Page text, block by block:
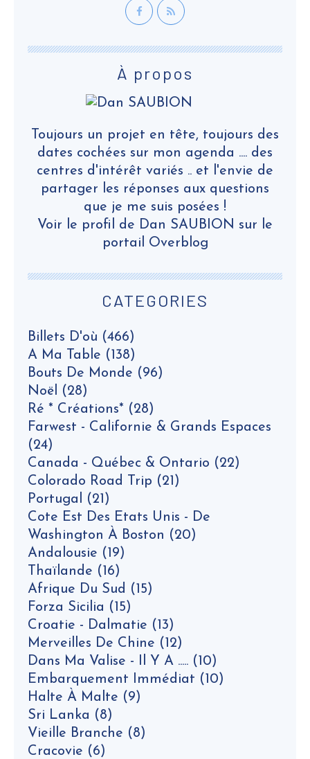
CATEGORIES
Billets D'où (466)
A Ma Table (138)
Bouts De Monde (96)
Noël (28)
Ré * Créations* (28)
Farwest - Californie & Grands Espaces
(24)
Canada - Québec & Ontario (22)
Colorado Road Trip (21)
Portugal (21)
Cote Est Des Etats Unis - De
Washington À Boston (20)
Andalousie (19)
Thaïlande (16)
Afrique Du Sud (15)
Forza Sicilia (15)
Croatie - Dalmatie (13)
Merveilles De Chine (12)
Dans Ma Valise - Il Y A ..... (10)
Embarquement Immédiat (10)
Halte À Malte (9)
Sri Lanka (8)
Vieille Branche (8)
Cracovie (6)
À propos
Toujours un projet en tête, toujours des
dates cochées sur mon agenda .... des
centres d'intérêt variés .. et l'envie de
partager les réponses aux questions
que je me suis posées !
Voir le profil de Dan SAUBION sur le
portail Overblog